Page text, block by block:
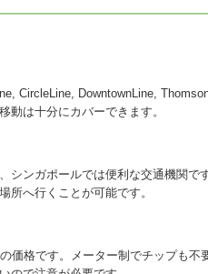
CircleLine, DowntownLine,
動は十分にカバーできます。
シンガポールでは便利な交通機関で
所へ行くことが可能です。
価格です。メーター制でチップも不